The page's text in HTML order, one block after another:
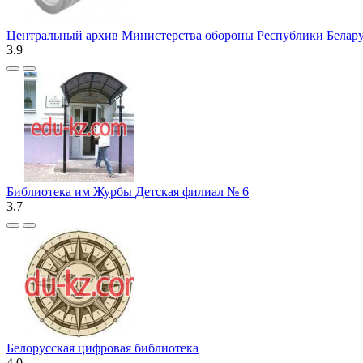
Центральный архив Министерства обороны Республики
3.9
Библиотека им Журбы Детская филиал № 6
3.7
Белорусская цифровая библиотека